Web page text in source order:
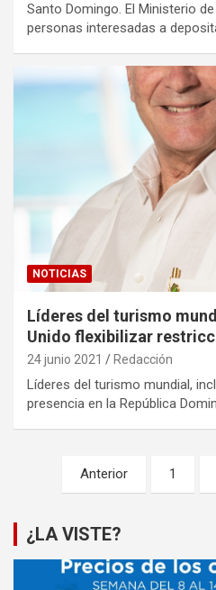
Santo Domingo. El Ministerio
personas interesadas a
NOTICIAS
Líderes del turismo
Unido flexibilizar
24 junio 2021 Redacción
Líderes del turismo mundial,
presencia en la República
Paginación
entradas
Anterior 1
¿LA VISTE?